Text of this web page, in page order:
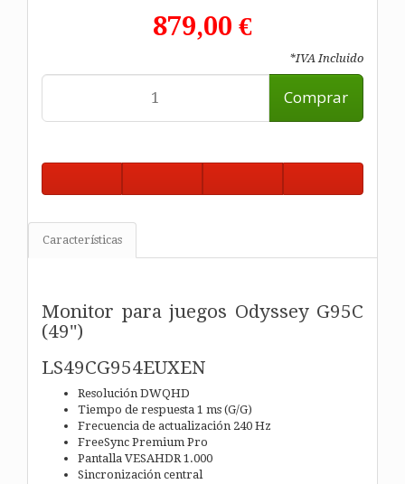
879,00 €
*IVA Incluido
Comprar
Características
Monitor para juegos Odyssey G95C
(49")
LS49CG954EUXEN
Resolución DWQHD
Tiempo de respuesta 1 ms (G/G)
Frecuencia de actualización 240 Hz
FreeSync Premium Pro
Pantalla VESAHDR 1.000
Sincronización central